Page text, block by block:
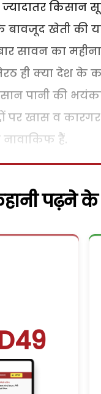
किसान
बावजूद खेती की
सावन का
ही क्या देश
पानी की
पर खास व
हैं.
पढ़ने के